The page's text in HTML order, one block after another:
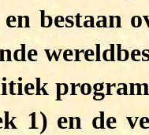
bestaan
1) en de